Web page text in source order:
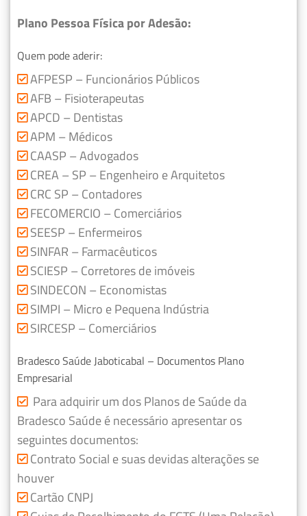
Plano Pessoa Física por Adesão:
Quem pode aderir:
AFPESP – Funcionários Públicos
AFB – Fisioterapeutas
APCD – Dentistas
APM – Médicos
CAASP – Advogados
CREA – SP – Engenheiro e Arquitetos
CRC SP – Contadores
FECOMERCIO – Comerciários
SEESP – Enfermeiros
SINFAR – Farmacêuticos
SCIESP – Corretores de imóveis
SINDECON – Economistas
SIMPI – Micro e Pequena Indústria
SIRCESP – Comerciários
Bradesco Saúde Jaboticabal – Documentos Plano
Empresarial
Para adquirir um dos Planos de Saúde da
Bradesco Saúde é necessário apresentar os
seguintes documentos:
Contrato Social e suas devidas alterações se
houver
Cartão CNPJ